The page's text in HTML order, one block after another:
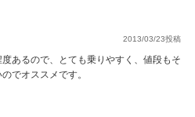
2013/03/23投稿
あるので、とても乗りやすく、値段もそ
でオススメです。